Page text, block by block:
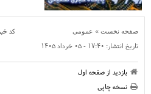
صفحه نخست » عمومی کد
تاریخ انتشار: ۱۷:۴۰ - ۰۵ خرداد ۱۴۰۵
بازدید از صفحه اول
نسخه چاپی